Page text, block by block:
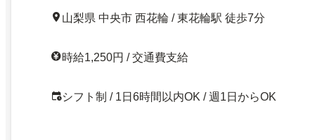
山梨県 中央市 西花輪 / 東花輪駅 徒歩7分
時給1,250円 / 交通費支給
シフト制 / 1日6時間以内OK / 週1日からOK